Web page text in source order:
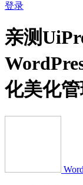
登录
亲测
化美化